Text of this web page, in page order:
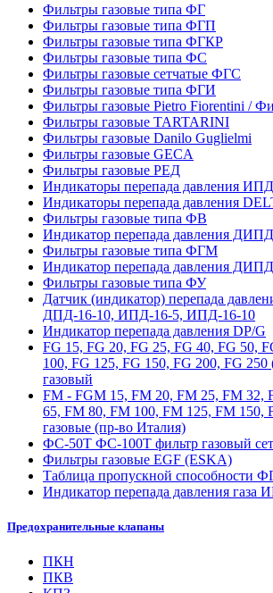
Фильтры газовые типа ФГ
Фильтры газовые типа ФГП
Фильтры газовые типа ФГКР
Фильтры газовые типа ФС
Фильтры газовые сетчатые ФГС
Фильтры газовые типа ФГИ
Фильтры газовые Pietro Fiorentini /
Фильтры газовые TARTARINI
Фильтры газовые Danilo Guglielmi
Фильтры газовые GECA
Фильтры газовые РЕД
Индикаторы перепада давления ИПД
Индикаторы перепада давления
Фильтры газовые типа ФВ
Индикатор перепада давления
Фильтры газовые типа ФГМ
Индикатор перепада давления
Фильтры газовые типа ФУ
Датчик (индикатор) перепада
ДПД-16-10, ИПД-16-5, ИПД-16-10
Индикатор перепада давления DP/G
FG 15, FG 20, FG 25, FG 40, FG 50,
100, FG 125, FG 150, FG 200, FG 250
газовый
FM - FGM 15, FM 20, FM 25, FM 32,
65, FM 80, FM 100, FM 125, FM 150,
газовые (пр-во Италия)
ФС-50Т ФС-100Т фильтр газовый
Фильтры газовые EGF (ESKA)
Таблица пропускной способности
Индикатор перепада давления газа
Предохранительные клапаны
ПКН
ПКВ